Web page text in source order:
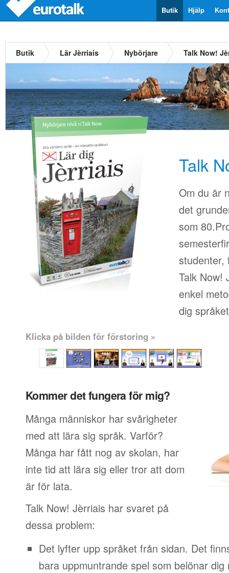
Hjälp
Butik
Butik Lär Jèrriais Nybörjare Talk Now!
Talk
Om du är
det
som
studenter,
Talk Now!
enkel
dig
Klicka på bilden för förstoring »
Kommer det fungera för mig?
Många människor har svårigheter
med att lära sig språk. Varför?
Många har fått nog av skolan, har
inte tid att lära sig eller tror att dom
är för lata.
Talk Now! Jèrriais har svaret på
dessa problem:
Det lyfter upp språket från sidan. Det
bara uppmuntrande spel som belönar